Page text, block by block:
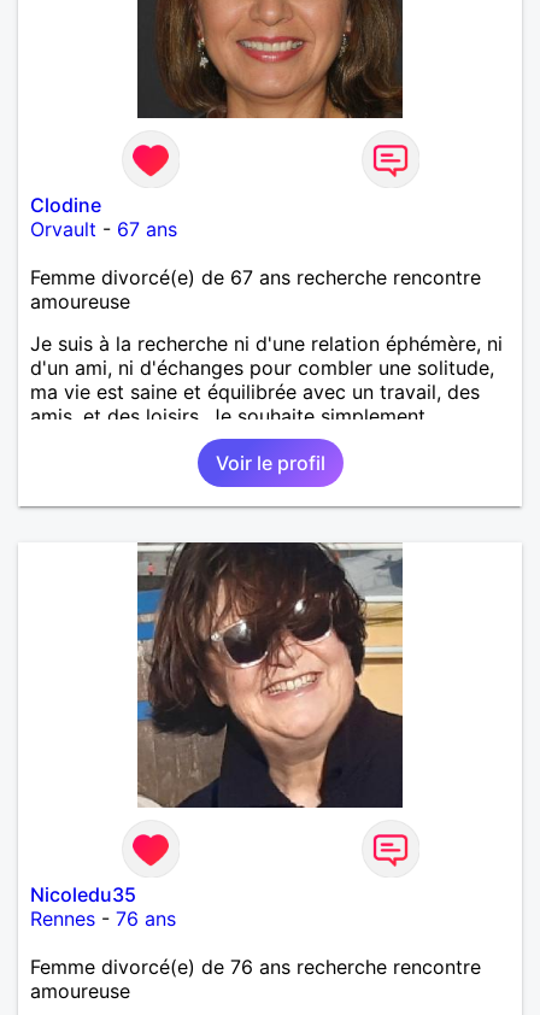
Clodine
Orvault - 67 ans
Femme divorcé(e) de 67 ans recherche rencontre
amoureuse
Je suis à la recherche ni d'une relation éphémère, ni
d'un ami, ni d'échanges pour combler une solitude,
ma vie est saine et équilibrée avec un travail, des
amis, et des loisirs. Je souhaite simplement
rencontrer un homme de la région de Orvault qui
recherche une relation sérieuse !
Voir le profil
Nicoledu35
Rennes - 76 ans
Femme divorcé(e) de 76 ans recherche rencontre
amoureuse